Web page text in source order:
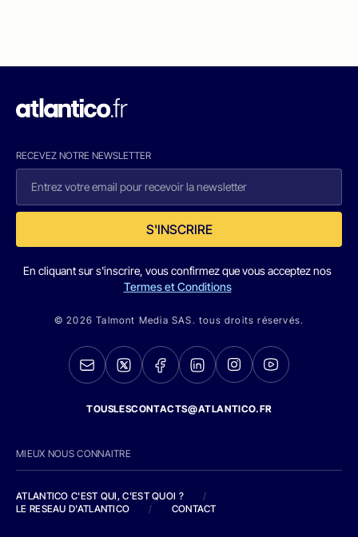
RECEVEZ NOTRE NEWSLETTER
S'INSCRIRE
En cliquant sur s'inscrire, vous confirmez que vous acceptez nos
Termes et Conditions
© 2026 Talmont Media SAS. tous droits réservés.
TOUSLESCONTACTS@ATLANTICO.FR
MIEUX NOUS CONNAITRE
ATLANTICO C'EST QUI, C'EST QUOI ?
/
LE RESEAU D'ATLANTICO
/ CONTACT